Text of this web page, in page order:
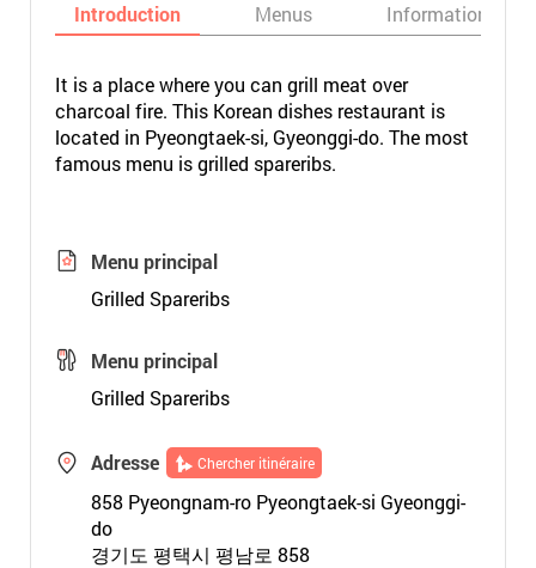
Introduction Menus Informations
It is a place where you can grill meat over
charcoal fire. This Korean dishes restaurant is
located in Pyeongtaek-si, Gyeonggi-do. The most
famous menu is grilled spareribs.
Menu principal
Grilled Spareribs
Menu principal
Grilled Spareribs
Adresse Chercher itinéraire
858 Pyeongnam-ro Pyeongtaek-si Gyeonggi-
do
경기도 평택시 평남로 858